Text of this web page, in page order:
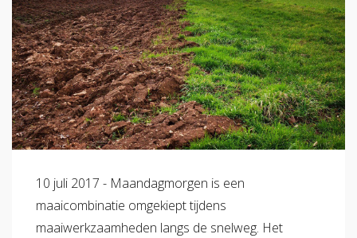
10 juli 2017 - Maandagmorgen is een
maaicombinatie omgekiept tijdens
maaiwerkzaamheden langs de snelweg. Het